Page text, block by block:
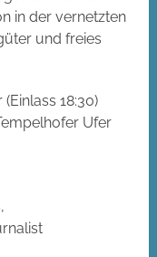
in der vernetzten
und freies
18:30)
Ufer